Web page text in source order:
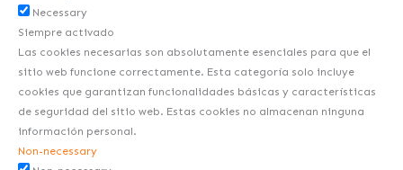
Necessary
Siempre activado
Las cookies necesarias son absolutamente esenciales para que el
sitio web funcione correctamente. Esta categoría solo incluye
cookies que garantizan funcionalidades básicas y características
de seguridad del sitio web. Estas cookies no almacenan ninguna
información personal.
Non-necessary